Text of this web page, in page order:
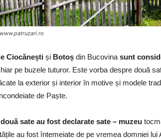
Ciocănești și Botoș din Bucovina sunt
pe buzele tuturor. Este vorba despre două
la exterior și interior în motive și modele
de Paște.
sate au fost declarate sate – muzeu
au fost întemeiate de pe vremea domniei